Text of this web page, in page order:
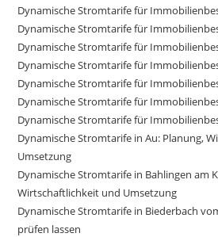
Dynamische Stromtarife für
Dynamische Stromtarife für
Dynamische Stromtarife für
Dynamische Stromtarife für
Dynamische Stromtarife für
Dynamische Stromtarife für
Dynamische Stromtarife für
Dynamische Stromtarife in Au: Planung,
Umsetzung
Dynamische Stromtarife in Bahlingen am
Wirtschaftlichkeit und Umsetzung
Dynamische Stromtarife in Biederbach
prüfen lassen